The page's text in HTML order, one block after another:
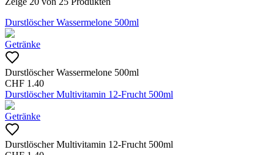
Durstlöscher Wassermelone 500ml
Getränke
Durstlöscher Wassermelone 500ml
CHF 1.40
Durstlöscher Multivitamin 12-Frucht 500ml
Getränke
Durstlöscher Multivitamin 12-Frucht 500ml